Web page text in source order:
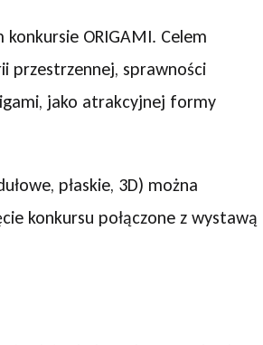
ORIGAMI. Celem
przestrzennej, sprawności
jako atrakcyjnej formy
płaskie, 3D) można
konkursu połączone z wystawą